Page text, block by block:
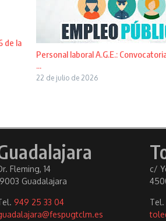
de la
Personal laboral A.G.E.:
22 de julio de 2026
Fleming, 14
Guadalajara
949 25 33 04
c/
Tel.